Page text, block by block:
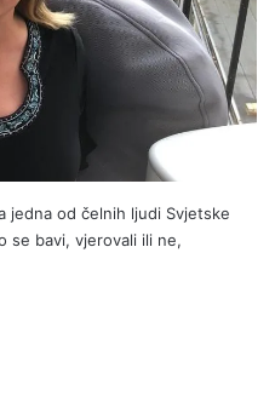
jedna od čelnih ljudi Svjetske
se bavi, vjerovali ili ne,